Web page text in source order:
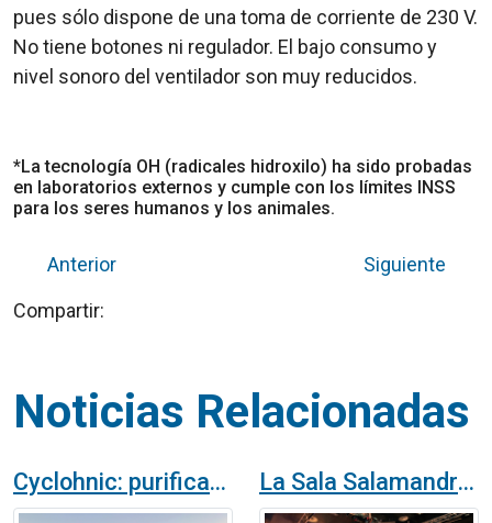
pues sólo dispone de una toma de corriente de 230 V.
No tiene botones ni regulador. El bajo consumo y
nivel sonoro del ventilador son muy reducidos.
*La tecnología OH (radicales hidroxilo) ha sido probadas
en laboratorios externos y cumple con los límites INSS
para los seres humanos y los animales.
Anterior
Siguiente
Compartir:
Noticias Relacionadas
Cyclohnic: purificador de aire para granjas con tecnología activa de radicales hidroxilo La Sala Salamandra de L’Hospitalet de Llobregat apuesta por la cultura segura e instala un purificador de aire K7